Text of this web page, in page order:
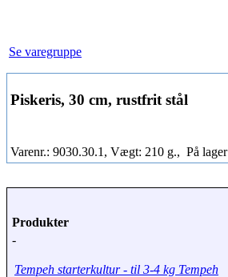
Se varegruppe
Piskeris, 30 cm, rustfrit stål
Varenr.: 9030.30.1, Vægt: 210 g., På lager
Produkter
-
Tempeh starterkultur - til 3-4 kg Tempeh